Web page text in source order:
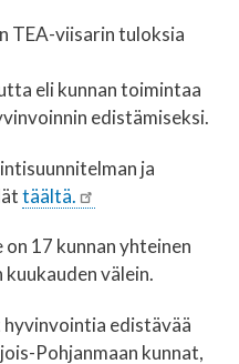
TEA-viisarin tuloksia
eli kunnan toimintaa
edistämiseksi.
ja
täältä.
17 kunnan yhteinen
välein.
edistävää
​Pohjanmaan kunnat,